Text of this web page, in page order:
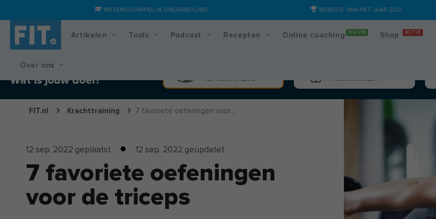
WETENSCHAPPELIJK ONDERBOUWD WEBSITE VAN HET JAAR 2021
Artikelen Tools Podcast Recepten Online coaching NIEUW Shop ACTIE
Over ons
Training & voedingsplan
Wat is jouw doel?
FIT.nl Krachttraining 7 favoriete oefeningen voor...
12 sep. 2022 geplaatst 12 sep. 2022 geüpdatet
7 favoriete oefeningen
voor de triceps